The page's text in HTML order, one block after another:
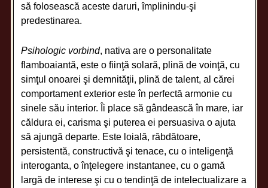
să folosească aceste daruri, împlinindu-şi
predestinarea.
Psihologic vorbind, nativa are o personalitate
flamboaiantă, este o fiinţă solară, plină de voinţă, cu
simţul onoarei şi demnităţii, plină de talent, al cărei
comportament exterior este în perfectă armonie cu
sinele său interior. Îi place să gândească în mare, iar
căldura ei, carisma şi puterea ei persuasiva o ajuta
să ajungă departe. Este loială, răbdătoare,
persistentă, constructivă şi tenace, cu o inteligenţă
interoganta, o înţelegere instantanee, cu o gamă
largă de interese şi cu o tendinţă de intelectualizare a